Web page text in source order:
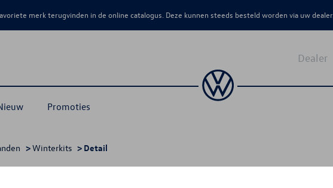
merk terugvinden in de online catalogus. Deze kunnen steeds besteld worden via uw dealer.
Promoties
Dealer
>Winterkits > Detail